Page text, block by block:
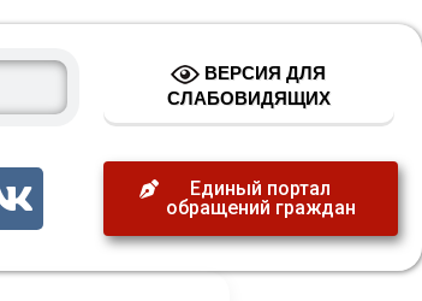
ВЕРСИЯ ДЛЯ
СЛАБОВИДЯЩИХ
Единый портал
обращений граждан